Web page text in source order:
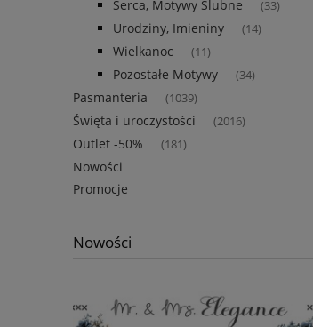
Serca, Motywy Ślubne (33)
Urodziny, Imieniny (14)
Wielkanoc (11)
Pozostałe Motywy (34)
Pasmanteria (1039)
Święta i uroczystości (2016)
Outlet -50% (181)
Nowości
Promocje
Nowości